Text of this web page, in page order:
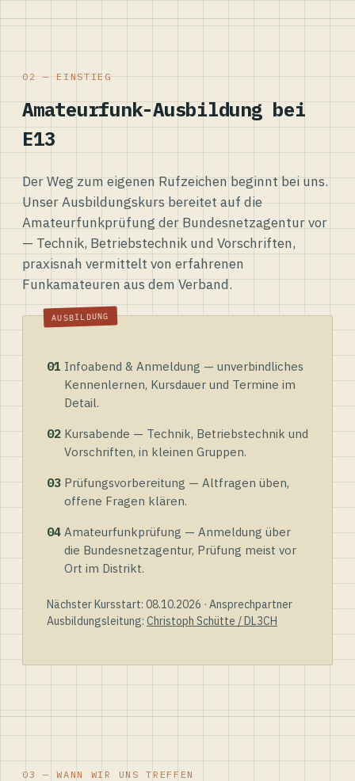
02 — EINSTIEG
Amateurfunk-Ausbildung bei
E13
Der Weg zum eigenen Rufzeichen beginnt bei uns.
Unser Ausbildungskurs bereitet auf die
Amateurfunkprüfung der Bundesnetzagentur vor
— Technik, Betriebstechnik und Vorschriften,
praxisnah vermittelt von erfahrenen
Funkamateuren aus dem Verband.
01 Infoabend & Anmeldung — unverbindliches
Kennenlernen, Kursdauer und Termine im
Detail.
02 Kursabende — Technik, Betriebstechnik und
Vorschriften, in kleinen Gruppen.
03 Prüfungsvorbereitung — Altfragen üben,
offene Fragen klären.
04 Amateurfunkprüfung — Anmeldung über
die Bundesnetzagentur, Prüfung meist vor
Ort im Distrikt.
Nächster Kursstart: 08.10.2026 · Ansprechpartner
Ausbildungsleitung: Christoph Schütte / DL3CH
03 — WANN WIR UNS TREFFEN